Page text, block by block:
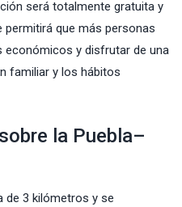
será totalmente gratuita y
permitirá que más personas
económicos y disfrutar de una
familiar y los hábitos
la Puebla–
de 3 kilómetros y se